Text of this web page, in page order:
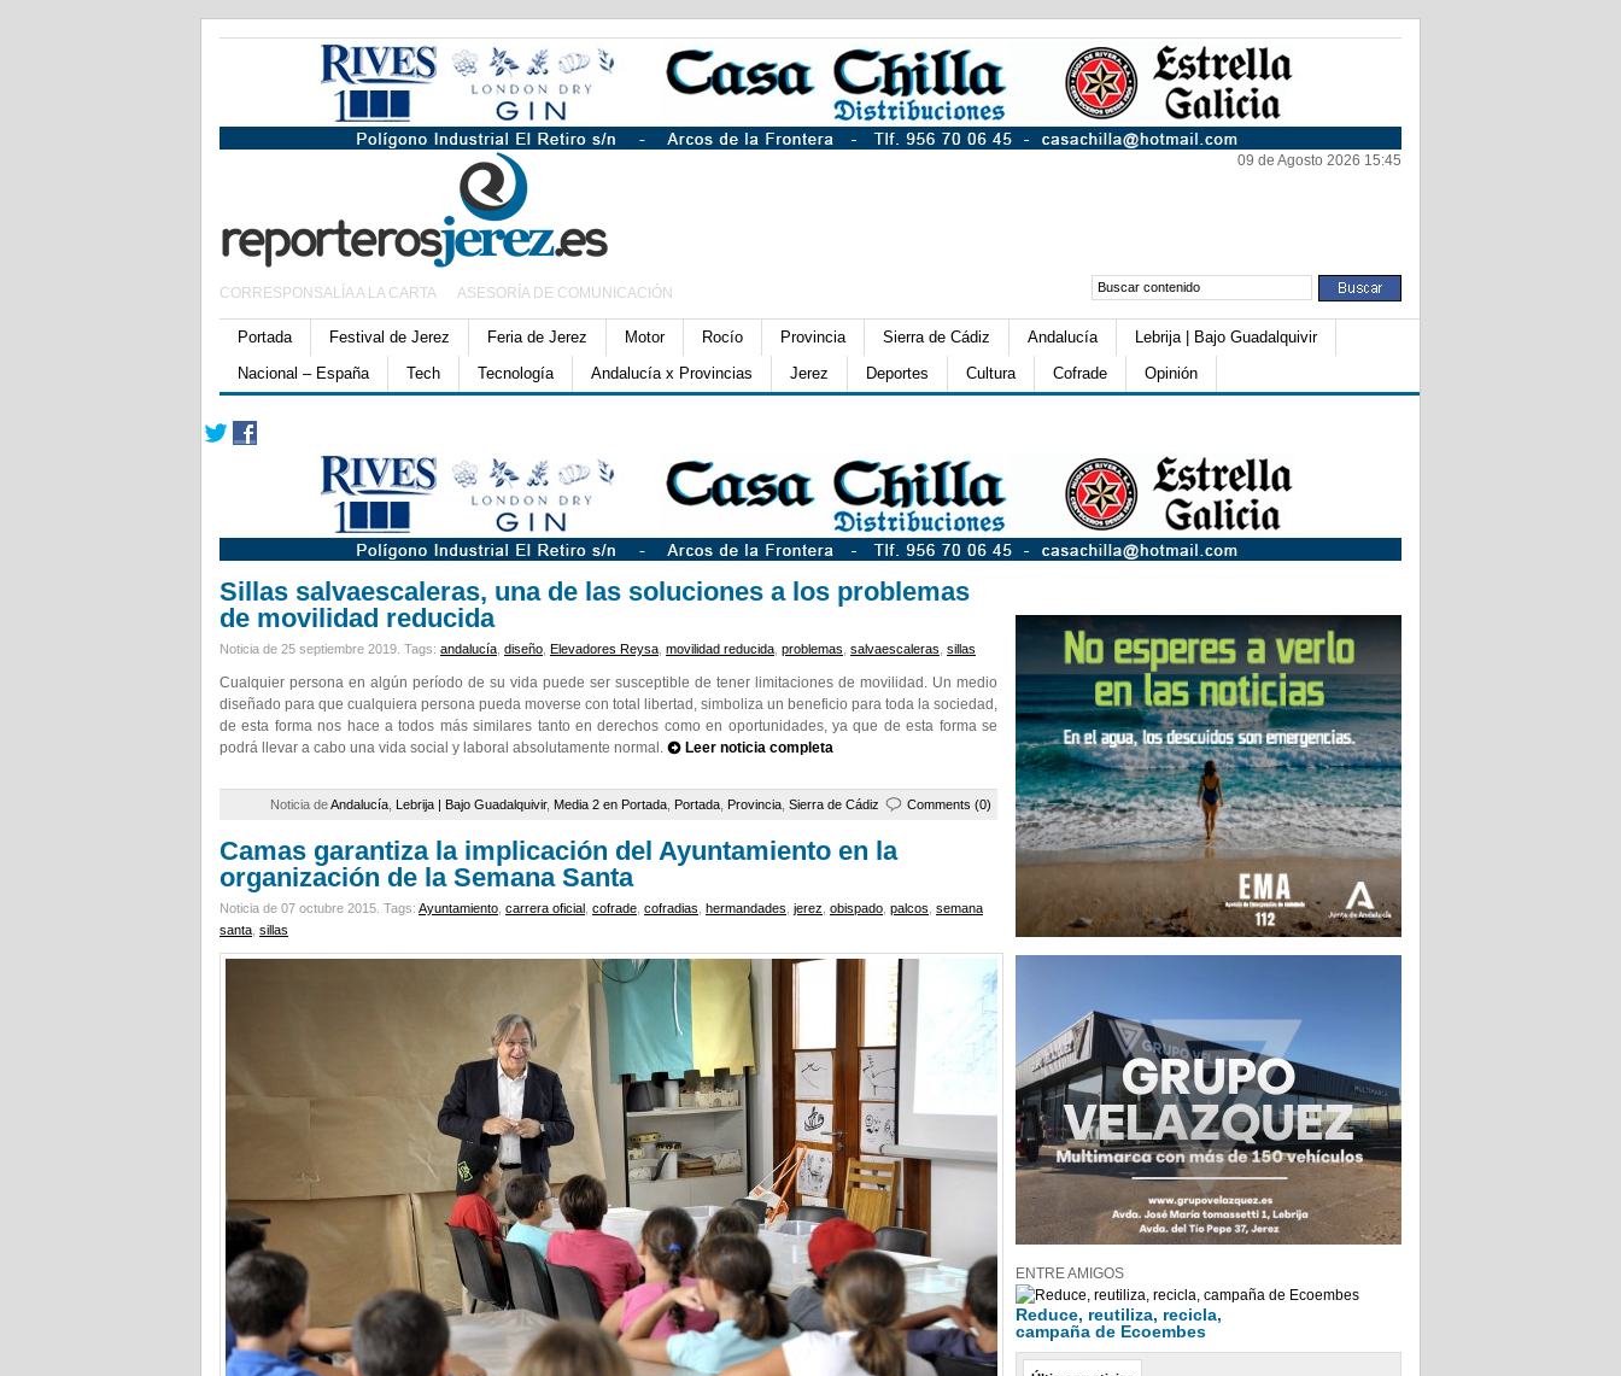
09 de Agosto 2026 15:45
CORRESPONSALÍA A LA CARTA ASESORÍA DE COMUNICACIÓN
Portada Festival de Jerez Feria de Jerez Motor Rocío Provincia Sierra de Cádiz Andalucía
Lebrija | Bajo Guadalquivir
Nacional – España
Tech Tecnología Andalucía x Provincias Jerez Deportes Cultura Cofrade Opinión
Sillas salvaescaleras, una de las soluciones a los problemas
de movilidad reducida
Noticia de 25 septiembre 2019. Tags: andalucía diseño Elevadores Reysa movilidad reducida problemas salvaescaleras sillas
Cualquier persona en algún período de su vida puede ser susceptible de tener limitaciones de movilidad. Un medio
diseñado para que cualquiera persona pueda moverse con total libertad, simboliza un beneficio para toda la sociedad,
de esta forma nos hace a todos más similares tanto en derechos como en oportunidades, ya que de esta forma se
podrá llevar a cabo una vida social y laboral absolutamente normal.
Leer noticia completa
Noticia deAndalucía Lebrija | Bajo Guadalquivir, Media 2 en Portada Portada Provincia Sierra de Cádiz Comments (0)
Camas garantiza la implicación del Ayuntamiento en la
organización de la Semana Santa
Noticia de 07 octubre 2015. Tags: Ayuntamiento carrera oficial cofrade cofradias hermandades jerez obispado palcos semana
santa sillas
ENTRE AMIGOS
Reduce, reutiliza, recicla,
campaña de Ecoembes